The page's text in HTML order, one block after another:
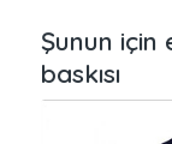
Şunun için
baskısı